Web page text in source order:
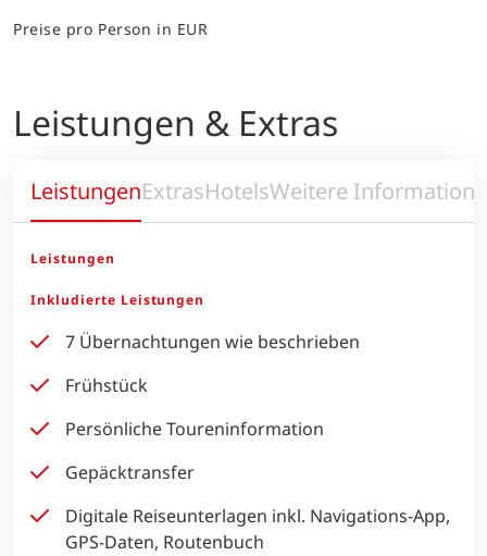
Preise pro Person in EUR
Leistungen & Extras
LeistungenExtrasHotelsWeitere
Leistungen
Inkludierte Leistungen
7 Übernachtungen wie beschrieben
Frühstück
Persönliche Toureninformation
Gepäcktransfer
Digitale Reiseunterlagen inkl. Navigations-App,
GPS-Daten, Routenbuch